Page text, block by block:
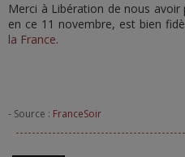
Merci à Libération de nous avoir
en ce 11 novembre, est bien
la France.
- Source : FranceSoir